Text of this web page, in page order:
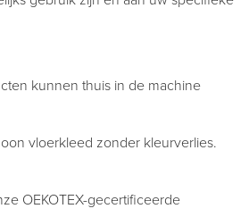
kunnen thuis in de machine
vloerkleed zonder kleurverlies.
OEKOTEX-gecertificeerde